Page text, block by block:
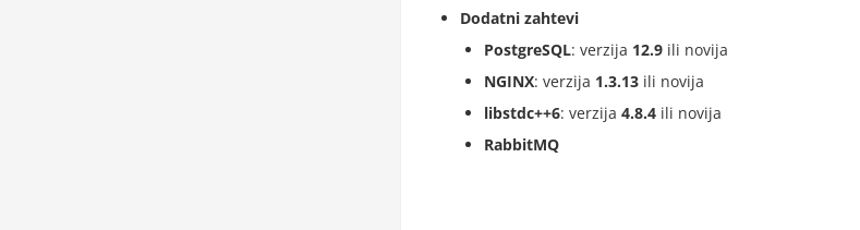
Dodatni zahtevi
PostgreSQL: verzija 12.9 ili novija
NGINX: verzija 1.3.13 ili novija
libstdc++6: verzija 4.8.4 ili novija
RabbitMQ